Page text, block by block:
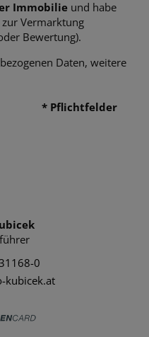
Immobilie und habe
Vermarktung
Bewertung).
Daten, weitere
* Pflichtfelder
0
kubicek.at